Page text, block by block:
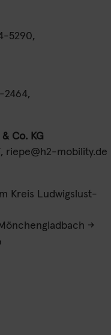
5290,
2464,
Co. KG
riepe@h2-mobility.de
Kreis Ludwigslust-
→